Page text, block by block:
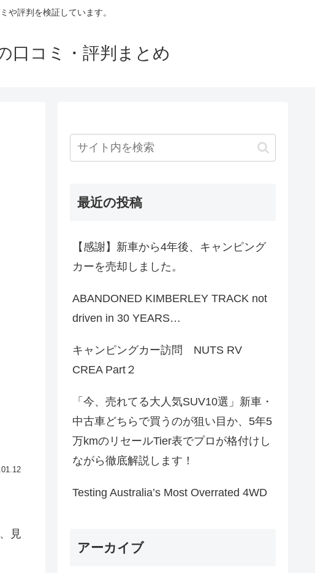
や評判を検証しています。
口コミ・評判まとめ
見
最近の投稿
【感謝】新車から4年後、キャンピング
カーを売却しました。
ABANDONED KIMBERLEY TRACK not
driven in 30 YEARS…
キャンピングカー訪問 NUTS RV
CREA Part２
「今、売れてる大人気SUV10選」新車・
中古車どちらで買うのが狙い目か、5年5
万kmのリセールTier表でプロが格付けし
ながら徹底解説します！
Testing Australia’s Most Overrated 4WD
アーカイブ